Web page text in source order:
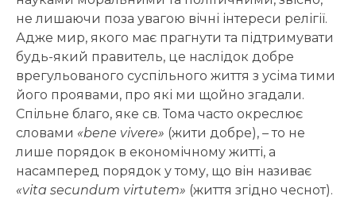
не лишаючи поза увагою вічні інтереси релігії.
Адже мир, якого має прагнути та підтримувати
будь-який правитель, це наслідок добре
врегульованого суспільного життя з усіма тими
його проявами, про які ми щойно згадали.
Спільне благо, яке св. Тома часто окреслює
словами «bene vivere» (жити добре), – то не
лише порядок в економічному житті, а
насамперед порядок у тому, що він називає
«vita secundum virtutem» (життя згідно чеснот).